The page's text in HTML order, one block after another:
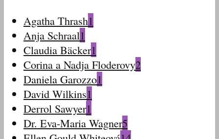
Agatha Thrash1
Anja Schraal1
Claudia Bäcker1
Corina a Nadja Floderovy2
Daniela Garozzo1
David Wilkins1
Derrol Sawyer1
Dr. Eva-Maria Wagner5